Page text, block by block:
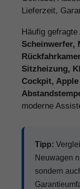
Lieferzeit,
Häufig
Scheinwerfer,
Sitzheizung,
Cockpit,
moderne
Tipp:
Neuwagen
sondern